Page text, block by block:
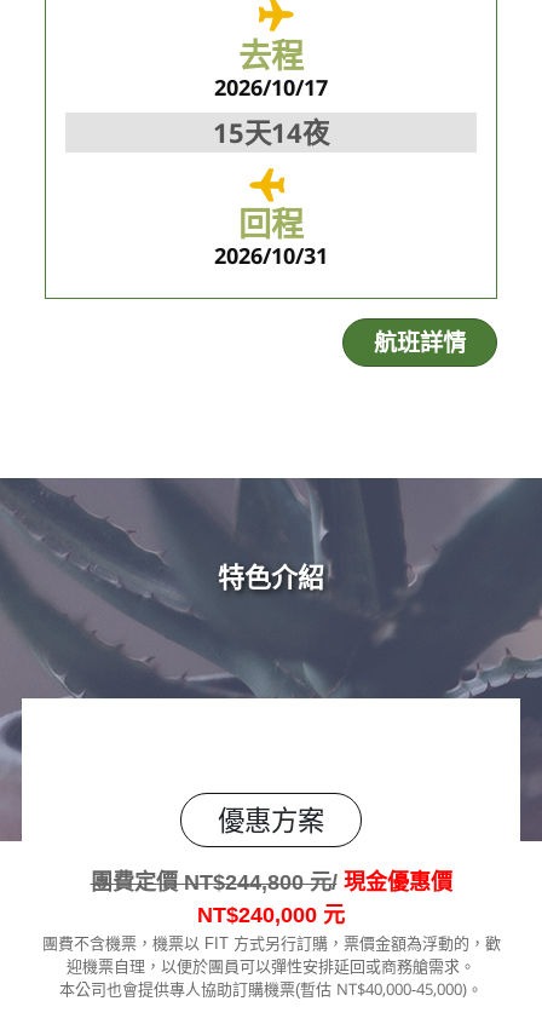
去程
2026/10/17
15天14夜
回程
2026/10/31
航班詳情
特色介紹
優惠方案
團費定價 NT$244,800 元/ 現金優惠價
NT$240,000 元
團費不含機票，機票以 FIT 方式另行訂購，票價金額為浮動的，歡
迎機票自理，以便於團員可以彈性安排延回或商務艙需求。
本公司也會提供專人協助訂購機票(暫估 NT$40,000-45,000) 。